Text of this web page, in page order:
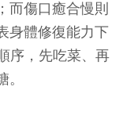
而傷口癒合慢則
身體修復能力下
序，先吃菜、再